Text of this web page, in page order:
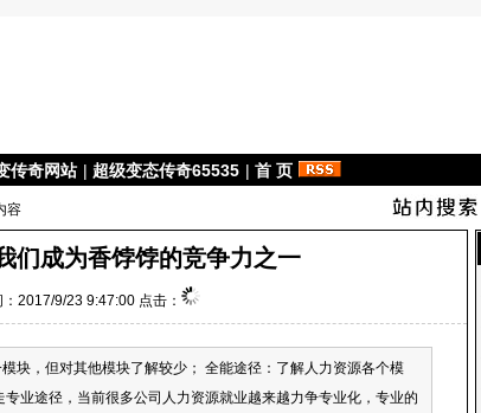
传奇网站 | 超级变态传奇65535 | 首 页
容
们成为香饽饽的竞争力之一
：2017/9/23 9:47:00 点击：
块，但对其他模块了解较少； 全能途径：了解人力资源各个模
业途径，当前很多公司人力资源就业越来越力争专业化，专业的